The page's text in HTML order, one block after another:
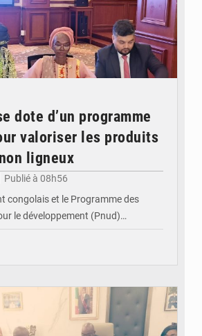
dote d’un programme
valoriser les produits
ligneux
Publié à 08h56
congolais et le Programme des
le développement (Pnud)…